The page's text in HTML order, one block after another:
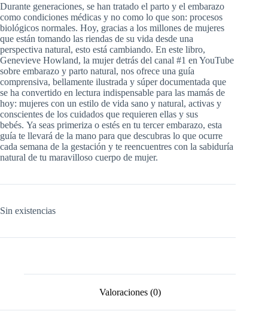
era:
$ 99.000.
es:
$ 49.000.
Durante generaciones, se han tratado el parto y el embarazo
como condiciones médicas y no como lo que son: procesos
biológicos normales. Hoy, gracias a los millones de mujeres
que están tomando las riendas de su vida desde una
perspectiva natural, esto está cambiando. En este libro,
Genevieve Howland, la mujer detrás del canal #1 en YouTube
sobre embarazo y parto natural, nos ofrece una guía
comprensiva, bellamente ilustrada y súper documentada que
se ha convertido en lectura indispensable para las mamás de
hoy: mujeres con un estilo de vida sano y natural, activas y
conscientes de los cuidados que requieren ellas y sus
bebés. Ya seas primeriza o estés en tu tercer embarazo, esta
guía te llevará de la mano para que descubras lo que ocurre
cada semana de la gestación y te reencuentres con la sabiduría
natural de tu maravilloso cuerpo de mujer.
Sin existencias
Valoraciones (0)